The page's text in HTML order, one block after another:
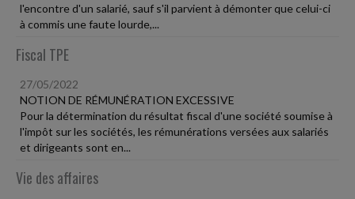
l'encontre d'un salarié, sauf s'il parvient à démonter que celui-ci
à commis une faute lourde,...
Fiscal TPE
27/05/2022
NOTION DE RÉMUNÉRATION EXCESSIVE
Pour la détermination du résultat fiscal d'une société soumise à
l'impôt sur les sociétés, les rémunérations versées aux salariés
et dirigeants sont en...
Vie des affaires